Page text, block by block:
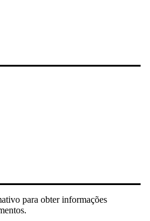
para obter informações